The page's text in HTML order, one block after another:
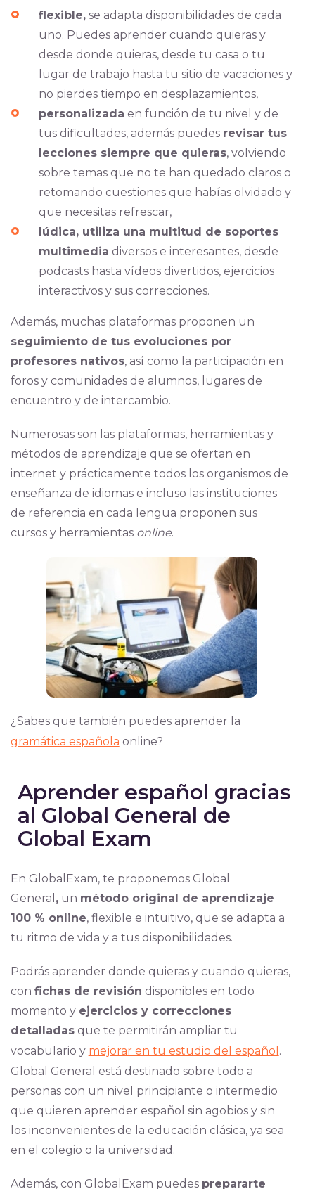
flexible,se adapta disponibilidades de cada
uno. Puedes aprender cuando quieras y
desde donde quieras, desde tu casa o tu
lugar de trabajo hasta tu sitio de vacaciones y
no pierdes tiempo en desplazamientos,
personalizada en función de tu nivel y de
tus dificultades, además puedes revisar tus
lecciones siempre que quieras, volviendo
sobre temas que no te han quedado claros o
retomando cuestiones que habías olvidado y
que necesitas refrescar,
lúdica, utiliza una multitud de soportes
multimedia diversos e interesantes, desde
podcasts hasta vídeos divertidos, ejercicios
interactivos y sus correcciones.
Además, muchas plataformas proponen un
seguimiento de tus evoluciones por
profesores nativos, así como la participación en
foros y comunidades de alumnos, lugares de
encuentro y de intercambio.
Numerosas son las plataformas, herramientas y
métodos de aprendizaje que se ofertan en
internet y prácticamente todos los organismos de
enseñanza de idiomas e incluso las instituciones
de referencia en cada lengua proponen sus
cursos y herramientas online.
¿Sabes que también puedes aprender la
gramática española online?
Aprender español gracias
al Global General de
Global Exam
En GlobalExam, te proponemos Global
General ,un método original de aprendizaje
100 % online, flexible e intuitivo, que se adapta a
tu ritmo de vida y a tus disponibilidades.
Podrás aprender donde quieras y cuando quieras,
con fichas de revisión disponibles en todo
momento y ejercicios y correcciones
detalladasque te permitirán ampliar tu
vocabulario y mejorar en tu estudio del español .
Global General está destinado sobre todo a
personas con un nivel principiante o intermedio
que quieren aprender español sin agobios y sin
los inconvenientes de la educación clásica, ya sea
en el colegio o la universidad.
Además, con GlobalExam puedes prepararte